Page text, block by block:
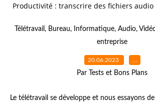
Productivité : transcrire des fichiers
Télétravail , Bureau, Informatique, Audio,
entreprise
20.06.2023 …
Par Tests et Bons Plans
Le télétravail se développe et nous essayons